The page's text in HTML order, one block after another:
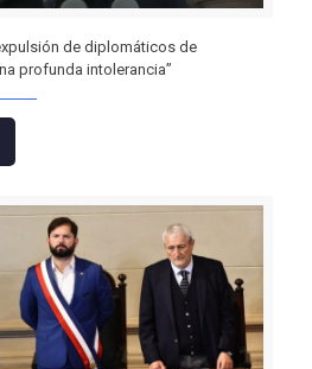
de diplomáticos de
profunda intolerancia”